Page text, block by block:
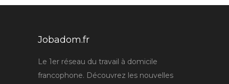
Jobadom.fr
Le 1er réseau du travail à domicile
francophone. Découvrez les nouvelles